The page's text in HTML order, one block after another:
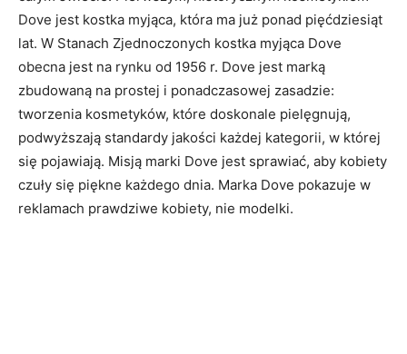
Dove jest kostka myjąca, która ma już ponad pięćdziesiąt
lat. W Stanach Zjednoczonych kostka myjąca Dove
obecna jest na rynku od 1956 r. Dove jest marką
zbudowaną na prostej i ponadczasowej zasadzie:
tworzenia kosmetyków, które doskonale pielęgnują,
podwyższają standardy jakości każdej kategorii, w której
się pojawiają. Misją marki Dove jest sprawiać, aby kobiety
czuły się piękne każdego dnia. Marka Dove pokazuje w
reklamach prawdziwe kobiety, nie modelki.